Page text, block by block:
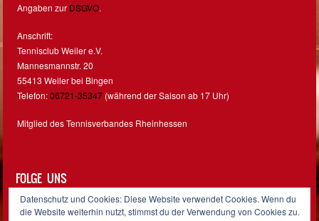
Angaben zur DSGVO.
Anschrift:
Tennisclub Weiler e.V.
Mannesmannstr. 20
55413 Weiler bei Bingen
Telefon:06721-35347 (während der Saison ab 17 Uhr)
Mitglied des Tennisverbandes Rheinhessen
FOLGE UNS
FacebookInstagram
Datenschutz und Cookies: Diese Website verwendet Cookies. Wenn du
die Website weiterhin nutzt, stimmst du der Verwendung von Cookies zu.